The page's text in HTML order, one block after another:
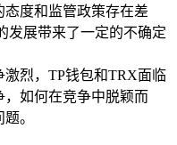
度和监管政策存在差
发展带来了一定的不确定
激烈，TP钱包和TRX面临
如何在竞争中脱颖而
。